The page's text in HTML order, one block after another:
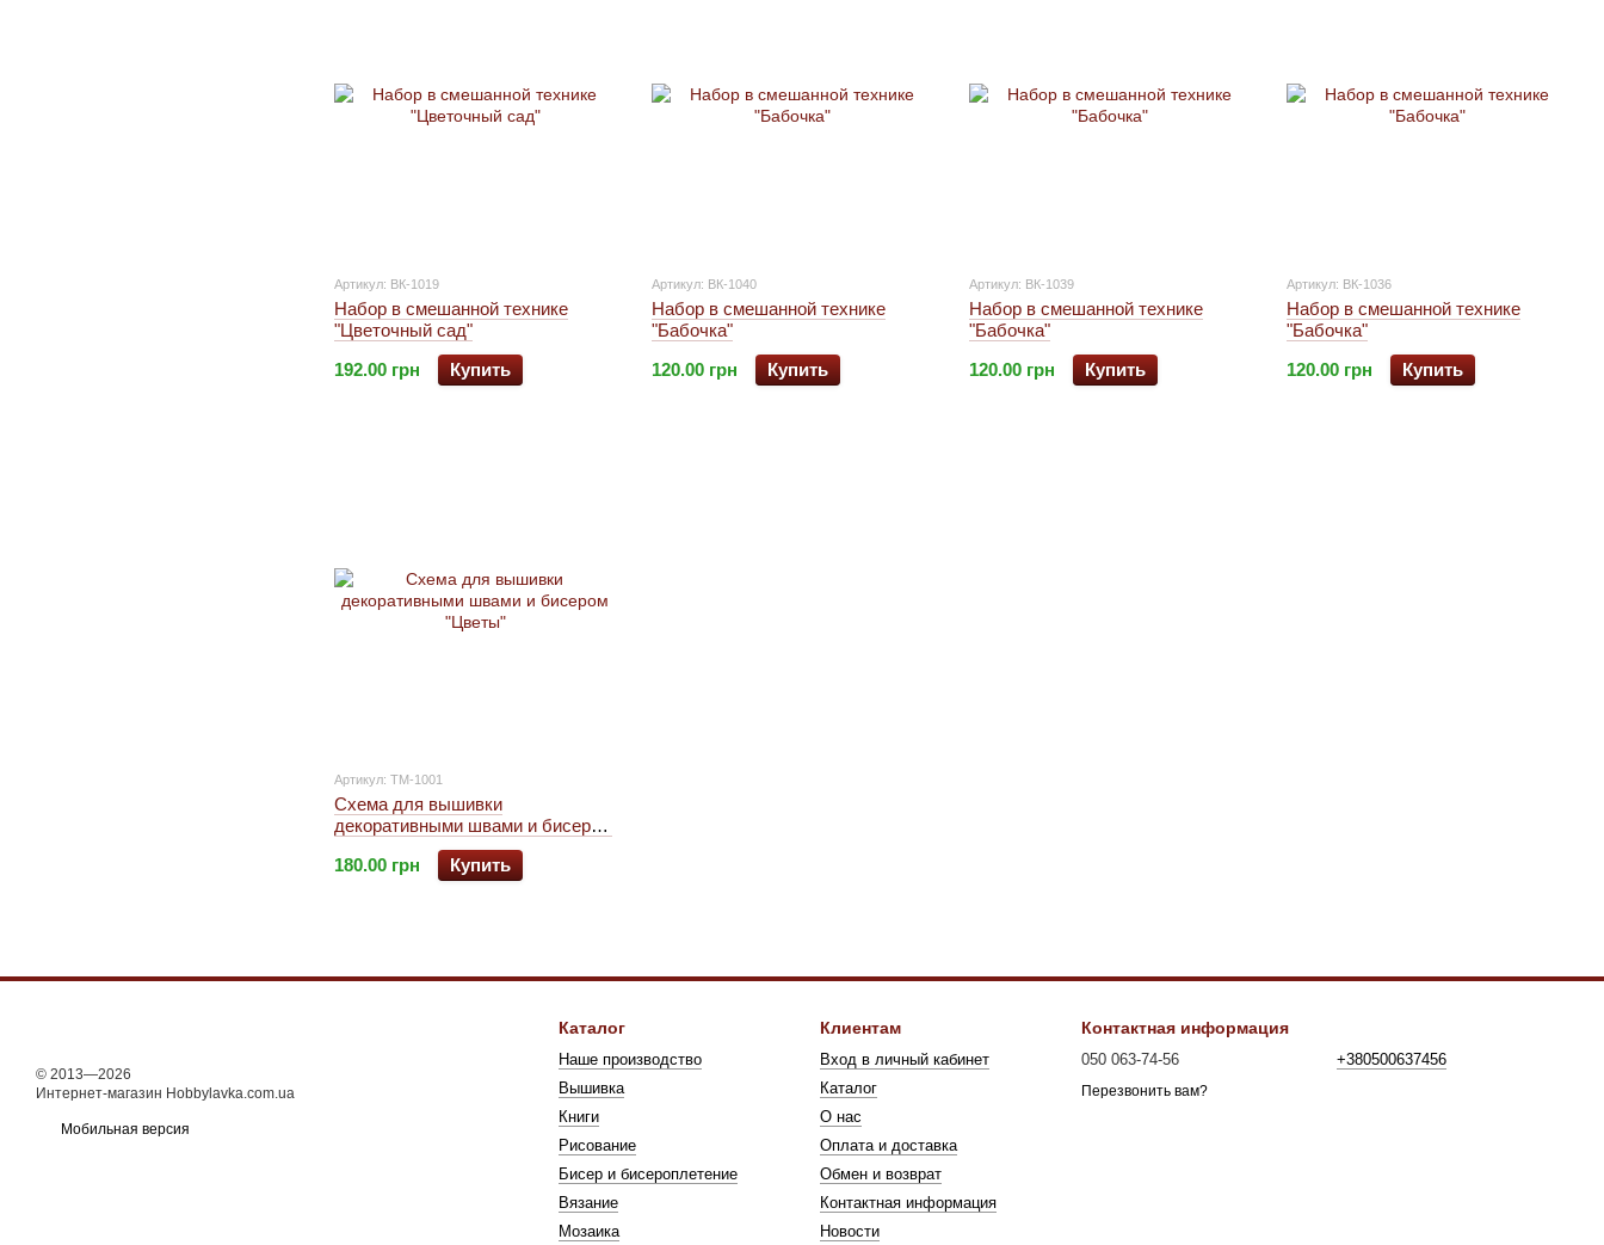
Артикул: ВК-1019
Набор в смешанной технике
"Цветочный сад"
192.00 грн
Купить
Артикул: ВК-1040
Набор в смешанной технике
"Бабочка"
120.00 грн
Купить
Артикул: ВК-1039
Набор в смешанной технике
"Бабочка"
120.00 грн
Купить
Артикул: ВК-1036
Набор в смешанной технике
"Бабочка"
120.00 грн
Купить
Артикул: ТМ-1001
Схема для вышивки
декоративными швами и бисером
180.00 грн
Купить
© 2013—2026
Интернет-магазин Hobbylavka.com.ua
Мобильная версия
Каталог
Наше производство
Вышивка
Книги
Рисование
Бисер и биcероплетение
Вязание
Мозаика
Клиентам
Вход в личный кабинет
Каталог
О нас
Оплата и доставка
Обмен и возврат
Контактная информация
Новости
Контактная информация
050 063-74-56
Перезвонить вам?
+380500637456